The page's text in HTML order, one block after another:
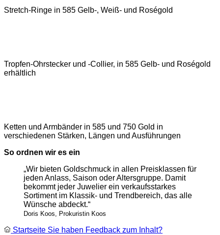
Stretch-Ringe in 585 Gelb-, Weiß- und Roségold
Tropfen-Ohrstecker und -Collier, in 585 Gelb- und Roségold
erhältlich
Ketten und Armbänder in 585 und 750 Gold in
verschiedenen Stärken, Längen und Ausführungen
So ordnen wir es ein
„Wir bieten Goldschmuck in allen Preisklassen für
jeden Anlass, Saison oder Altersgruppe. Damit
bekommt jeder Juwelier ein verkaufsstarkes
Sortiment im Klassik- und Trendbereich, das alle
Wünsche abdeckt.“
Doris Koos, Prokuristin Koos
Startseite Sie haben Feedback zum Inhalt?